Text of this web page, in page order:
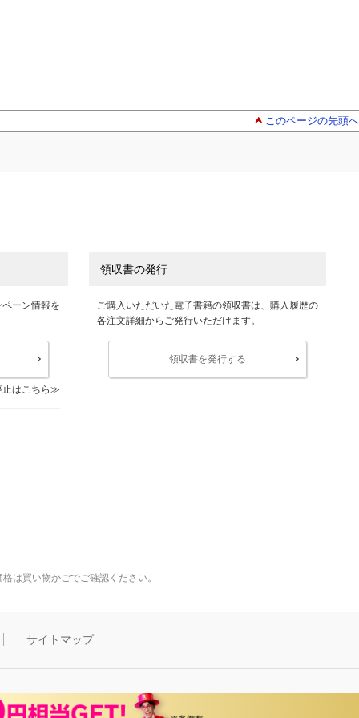
このページの先頭へ
ーン情報を
はこちら
領収書の発行
ご購入いただいた電子書籍の領収書は、購入履歴の
各注文詳細からご発行いただけます。
領収書を発行する
は買い物かごでご確認ください。
サイトマップ